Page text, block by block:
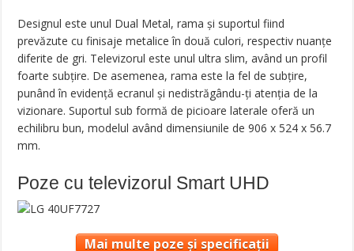
Designul este unul Dual Metal, rama și suportul fiind
prevăzute cu finisaje metalice în două culori, respectiv nuanțe
diferite de gri. Televizorul este unul ultra slim, având un profil
foarte subțire. De asemenea, rama este la fel de subțire,
punând în evidență ecranul și nedistrăgându-ți atenția de la
vizionare. Suportul sub formă de picioare laterale oferă un
echilibru bun, modelul având dimensiunile de 906 x 524 x 56.7
mm.
Poze cu televizorul Smart UHD
Mai multe poze și specificații